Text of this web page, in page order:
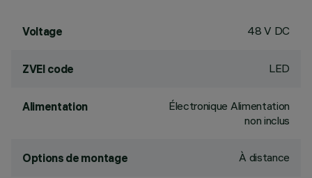
Voltage 48 V DC
ZVEI code LED
Alimentation
Électronique Alimentation
non inclus
Options de montage À distance